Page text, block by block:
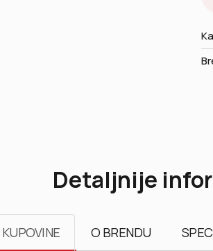
Detaljnije
O BRENDU